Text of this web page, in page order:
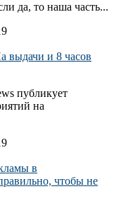
да, то наша часть...
выдачи и 8 часов
публикует
на
в
чтобы не